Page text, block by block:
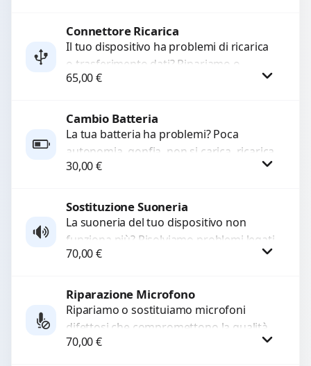
a...
Procedi
Connettore Ricarica
Il tuo dispositivo ha problemi di ricarica
o trasferimento dati? Ripariamo o
sostituiamo connettori di ricarica guasti,
65,00€
Procedi
Cambio Batteria
La tua batteria ha problemi? Poca
autonomia, gonfia, non si carica, ricarica
lenta o cicli di ricarica esauriti?
30,00€
Procedi
Sostituzione Suoneria
La suoneria del tuo dispositivo non
funziona più? Risolviamo problemi legati
a moduli audio difettosi con interventi
70,00€
Procedi
Riparazione Microfono
Ripariamo o sostituiamo microfoni
difettosi che compromettono la qualità
audio delle registrazioni o delle
70,00€